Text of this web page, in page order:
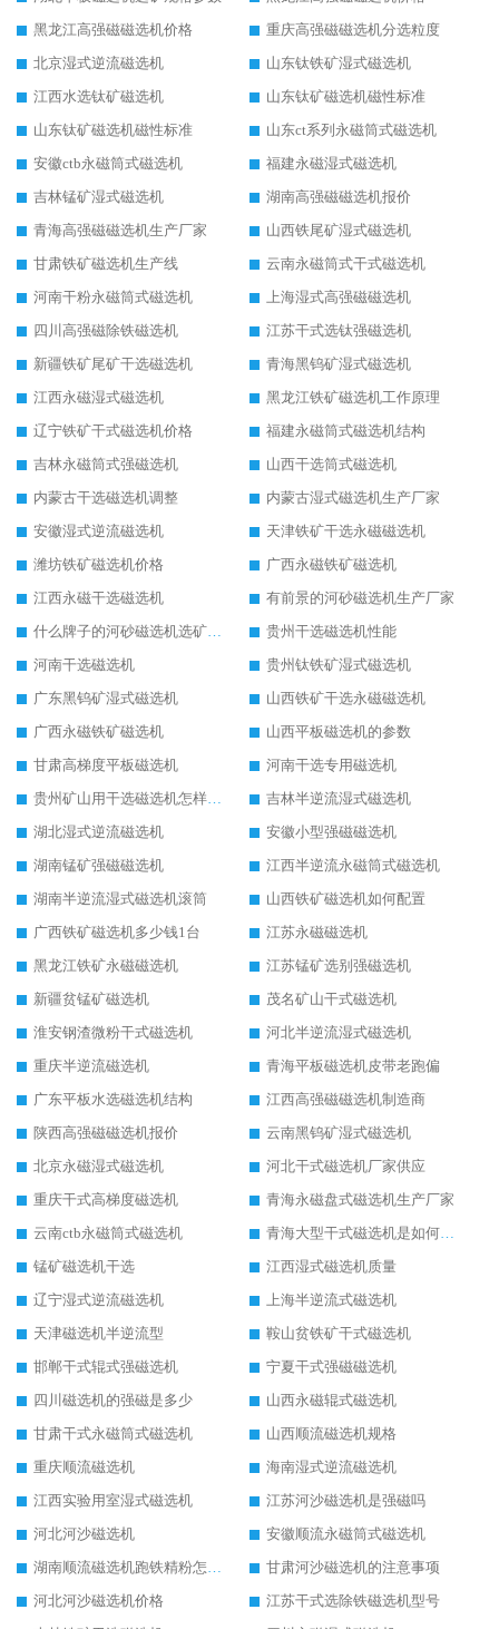
黑龙江高强磁磁选机价格
重庆高强磁磁选机分选粒度
北京湿式逆流磁选机
山东钛铁矿湿式磁选机
江西水选钛矿磁选机
山东钛矿磁选机磁性标准
山东钛矿磁选机磁性标准
山东ct系列永磁筒式磁选机
安徽ctb永磁筒式磁选机
福建永磁湿式磁选机
吉林锰矿湿式磁选机
湖南高强磁磁选机报价
青海高强磁磁选机生产厂家
山西铁尾矿湿式磁选机
甘肃铁矿磁选机生产线
云南永磁筒式干式磁选机
河南干粉永磁筒式磁选机
上海湿式高强磁磁选机
四川高强磁除铁磁选机
江苏干式选钛强磁选机
新疆铁矿尾矿干选磁选机
青海黑钨矿湿式磁选机
江西永磁湿式磁选机
黑龙江铁矿磁选机工作原理
辽宁铁矿干式磁选机价格
福建永磁筒式磁选机结构
吉林永磁筒式强磁选机
山西干选筒式磁选机
内蒙古干选磁选机调整
内蒙古湿式磁选机生产厂家
安徽湿式逆流磁选机
天津铁矿干选永磁磁选机
潍坊铁矿磁选机价格
广西永磁铁矿磁选机
江西永磁干选磁选机
有前景的河砂磁选机生产厂家
什么牌子的河砂磁选机选矿效果好
贵州干选磁选机性能
河南干选磁选机
贵州钛铁矿湿式磁选机
广东黑钨矿湿式磁选机
山西铁矿干选永磁磁选机
广西永磁铁矿磁选机
山西平板磁选机的参数
甘肃高梯度平板磁选机
河南干选专用磁选机
贵州矿山用干选磁选机怎样调磁
吉林半逆流湿式磁选机
湖北湿式逆流磁选机
安徽小型强磁磁选机
湖南锰矿强磁磁选机
江西半逆流永磁筒式磁选机
湖南半逆流湿式磁选机滚筒
山西铁矿磁选机如何配置
广西铁矿磁选机多少钱1台
江苏永磁磁选机
黑龙江铁矿永磁磁选机
江苏锰矿选别强磁选机
新疆贫锰矿磁选机
茂名矿山干式磁选机
淮安钢渣微粉干式磁选机
河北半逆流湿式磁选机
重庆半逆流磁选机
青海平板磁选机皮带老跑偏
广东平板水选磁选机结构
江西高强磁磁选机制造商
陕西高强磁磁选机报价
云南黑钨矿湿式磁选机
北京永磁湿式磁选机
河北干式磁选机厂家供应
重庆干式高梯度磁选机
青海永磁盘式磁选机生产厂家
云南ctb永磁筒式磁选机
青海大型干式磁选机是如何选矿的
锰矿磁选机干选
江西湿式磁选机质量
辽宁湿式逆流磁选机
上海半逆流式磁选机
天津磁选机半逆流型
鞍山贫铁矿干式磁选机
邯郸干式辊式强磁选机
宁夏干式强磁磁选机
四川磁选机的强磁是多少
山西永磁辊式磁选机
甘肃干式永磁筒式磁选机
山西顺流磁选机规格
重庆顺流磁选机
海南湿式逆流磁选机
江西实验用室湿式磁选机
江苏河沙磁选机是强磁吗
河北河沙磁选机
安徽顺流永磁筒式磁选机
湖南顺流磁选机跑铁精粉怎么处理
甘肃河沙磁选机的注意事项
河北河沙磁选机价格
江苏干式选除铁磁选机型号